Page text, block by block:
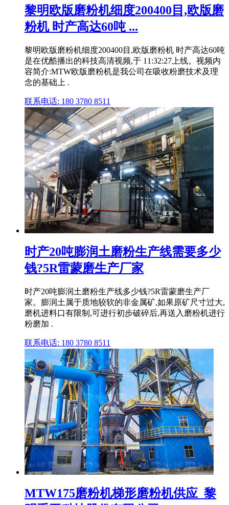
黎明欧版磨粉机细度200400目,欧版磨
粉机 时产高达60吨 ...
黎明欧版磨粉机细度200400目,欧版磨粉机 时产高达60吨
是在优酷播出的科技高清视频,于 11:32:27上线。视频内
容简介:MTW欧版磨粉机是我公司在吸收粉磨技术及理
念的基础上 .
联系电话: 180 3780 8511
时产20吨膨润土磨粉生产线需要多少
钱?5R雷蒙磨生产厂家
时产20吨膨润土磨粉生产线多少钱?5R雷蒙磨生产厂
家。膨润土属于质地较软的非金属矿,如果原矿尺寸过大,
磨机进料口有限制,可进行初步破碎后,再送入磨粉机进行
粉磨加 .
联系电话: 180 3780 8511
MTW175磨粉机梯形磨粉机供应_黎